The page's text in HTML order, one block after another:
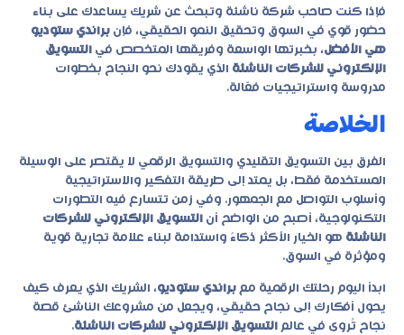
فإذا كنت صاحب شركة ناشئة وتبحث عن شريك يساعدك على بناء
حضور قوي في السوق وتحقيق النمو الحقيقي، فإن براندي ستوديو
هي الأفضل، بخبرتها الواسعة وفريقها المتخصص في التسويق
الإلكتروني للشركات الناشئة الذي يقودك نحو النجاح بخطوات
مدروسة واستراتيجيات فعّالة.
الخلاصة
الفرق بين التسويق التقليدي والتسويق الرقمي لا يقتصر على الوسيلة
المستخدمة فقط، بل يمتد إلى طريقة التفكير والاستراتيجية
وأسلوب التواصل مع الجمهور. وفي زمن تتسارع فيه التطورات
التكنولوجية، أصبح من الواضح أن التسويق الإلكتروني للشركات
الناشئة هو الخيار الأكثر ذكاءً واستدامة لبناء علامة تجارية قوية
ومؤثرة في السوق.
ابدأ اليوم رحلتك الرقمية مع براندي ستوديو، الشريك الذي يعرف كيف
يحول أفكارك إلى نجاح حقيقي، ويجعل من مشروعك الناشئ قصة
نجاح تُروى في عالم التسويق الإلكتروني للشركات الناشئة.